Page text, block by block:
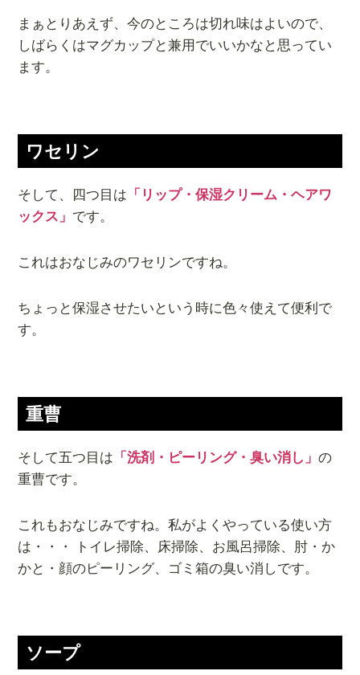
まぁとりあえず、今のところは切れ味はよいので、
しばらくはマグカップと兼用でいいかなと思ってい
ます。
ワセリン
そして、四つ目は 「リップ・保湿クリーム・ヘアワ
ックス」 です。
これはおなじみのワセリンですね。
ちょっと保湿させたいという時に色々使えて便利で
す。
重曹
そして五つ目は 「洗剤・ピーリング・臭い消し」の
重曹です。
これもおなじみですね。私がよくやっている使い方
は・・・ トイレ掃除、床掃除、お風呂掃除、肘・か
かと・顔のピーリング、ゴミ箱の臭い消しです。
ソープ